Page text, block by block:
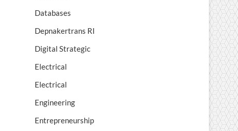
Databases
Depnakertrans RI
Digital Strategic
Electrical
Electrical
Engineering
Entrepreneurship